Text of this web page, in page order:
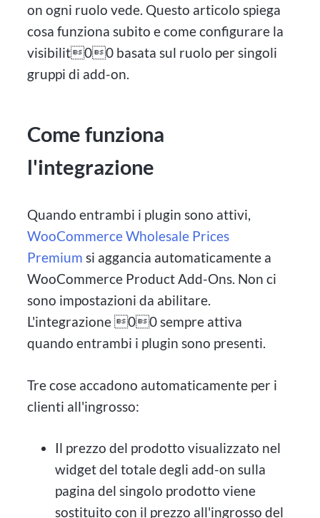
on ogni ruolo vede. Questo articolo spiega
cosa funziona subito e come configurare la
visibilit00 basata sul ruolo per singoli
gruppi di add-on.
Come funziona
l'integrazione
Quando entrambi i plugin sono attivi,
WooCommerce Wholesale Prices
Premium si aggancia automaticamente a
WooCommerce Product Add-Ons. Non ci
sono impostazioni da abilitare.
L'integrazione 00 sempre attiva
quando entrambi i plugin sono presenti.
Tre cose accadono automaticamente per i
clienti all'ingrosso:
Il prezzo del prodotto visualizzato nel
widget del totale degli add-on sulla
pagina del singolo prodotto viene
sostituito con il prezzo all'ingrosso del